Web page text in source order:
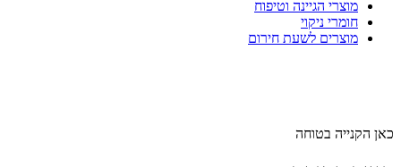
מוצרי הגיינה וטיפוח
חומרי ניקוי
מוצרים לשעת חירום
כאן הקנייה בטוחה